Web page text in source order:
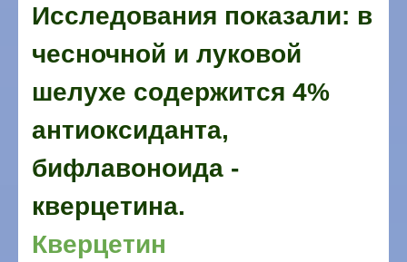
Исследования показали: в
чесночной и луковой
шелухе содержится 4%
антиоксиданта,
бифлавоноида -
кверцетина.
Кверцетин